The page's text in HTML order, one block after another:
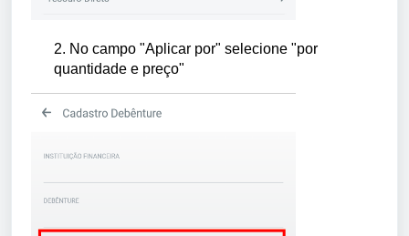
2. No campo "Aplicar por" selecione "por
quantidade e preço"